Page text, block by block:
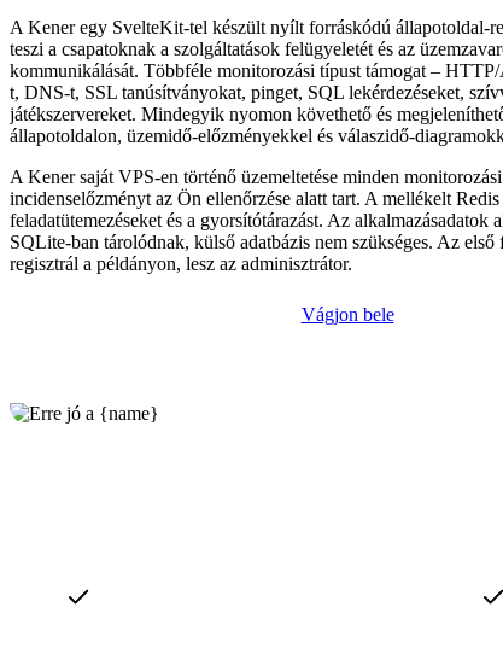
A Kener egy SvelteKit-tel készült nyílt forráskódú állapotoldal-
teszi a csapatoknak a szolgáltatások felügyeletét és az
kommunikálását. Többféle monitorozási típust támogat –
t, DNS-t, SSL tanúsítványokat, pinget, SQL lekérdezéseket,
játékszervereket. Mindegyik nyomon követhető és
állapotoldalon, üzemidő-előzményekkel és válaszidő-
A Kener saját VPS-en történő üzemeltetése minden
incidenselőzményt az Ön ellenőrzése alatt tart. A mellékelt
feladatütemezéseket és a gyorsítótárazást. Az alkalmazásadatok
SQLite-ban tárolódnak, külső adatbázis nem szükséges. Az első
regisztrál a példányon, lesz az adminisztrátor.
Vágjon bele